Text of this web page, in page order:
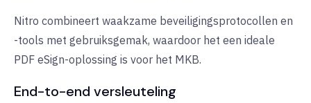
Nitro combineert waakzame beveiligingsprotocollen en
-tools met gebruiksgemak, waardoor het een ideale
PDF eSign-oplossing is voor het MKB.
End-to-end versleuteling